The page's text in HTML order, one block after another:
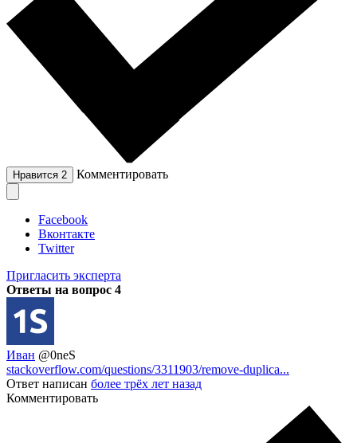
Нравится 2 Комментировать
Facebook
Вконтакте
Twitter
Пригласить эксперта
Ответы на вопрос 4
Иван @0neS
stackoverflow.com/questions/3311903/remove-duplica...
Ответ написан более трёх лет назад
Комментировать